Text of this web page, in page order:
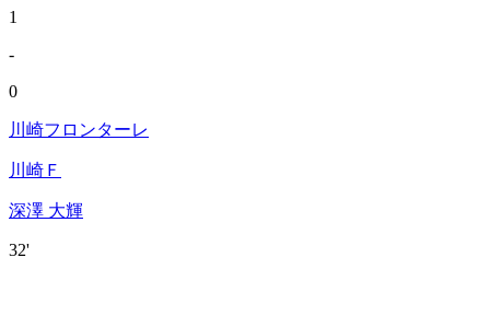
1
-
0
川崎フロンターレ
川崎Ｆ
深澤 大輝
32'